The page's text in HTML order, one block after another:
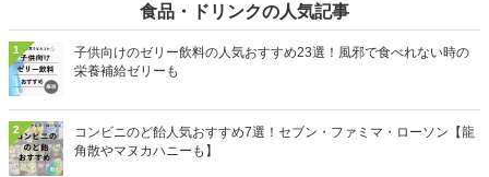
食品・ドリンクの人気記事
1
子供向けのゼリー飲料の人気おすすめ23選！風邪で食べれない時の
栄養補給ゼリーも
2
コンビニのど飴人気おすすめ7選！セブン・ファミマ・ローソン【龍
角散やマヌカハニーも】